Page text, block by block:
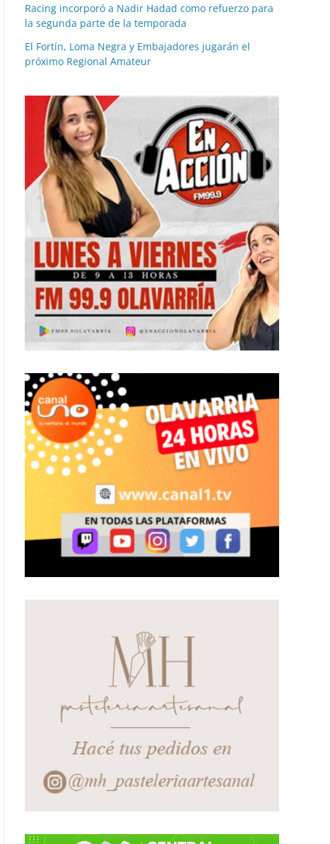
Racing incorporó a Nadir Hadad como refuerzo para
la segunda parte de la temporada
El Fortín, Loma Negra y Embajadores jugarán el
próximo Regional Amateur